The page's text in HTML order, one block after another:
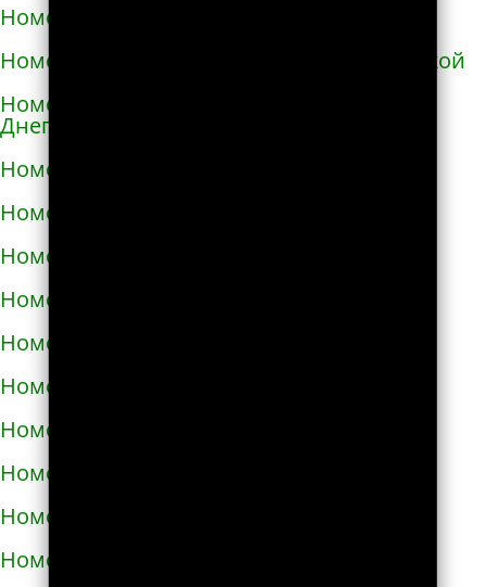
Номера телефонов такси в Каменке
Номера телефонов такси в Каменке-Бугской
Номера телефонов такси в Каменке-
Днепровской
Номера телефонов такси в Каменском
Номера телефонов такси в Каневе
Номера телефонов такси в Карловке
Номера телефонов такси в Каховке
Номера телефонов такси в Киверцах
Номера телефонов такси в Киеве
Номера телефонов такси в Килие
Номера телефонов такси в Ковеле
Номера телефонов такси в Коломые
Номера телефонов такси в Конотопе